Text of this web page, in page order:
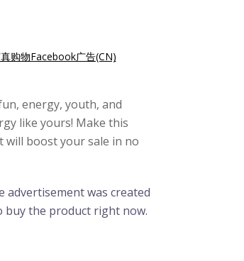
购物Facebook广告(CN)
energy, youth, and
like yours! Make this
boost your sale in no
advertisement was created
buy the product right now.